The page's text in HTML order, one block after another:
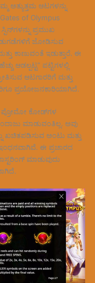
ಅತ್ಯುತ್ತಮ ಆಟಗಳನ್ನು
of Olympus
ಪ್ರಮುಖ
ಜೋಡಿಸುವ
ಕಾಣುವಂತೆ ಇಡುತ್ತಾರೆ. ಈ
ಆಡಲ್ಪಟ್ಟ” ಪಟ್ಟಿಗಳಲ್ಲಿ
ಆಟಗಾರರಿಗೆ ಮತ್ತು
ಪ್ರಯೋಜನಕಾರಿಯಾಗಿದೆ.
ಪ್ರೋಮೋ ಕೋಡ್‌ಗಳ
ಮಾಡುವಂತಿಲ್ಲ. ಅವು
ಖಚಿತಪಡಿಸುವ ಅಂಟು ಮತ್ತು
ಈ ಪ್ರಚಾರದ
ಮಾಡುವುದು